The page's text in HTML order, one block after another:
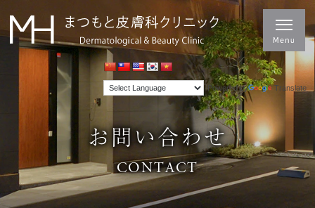
Powered by Translate
お問い合わせ
CONTACT